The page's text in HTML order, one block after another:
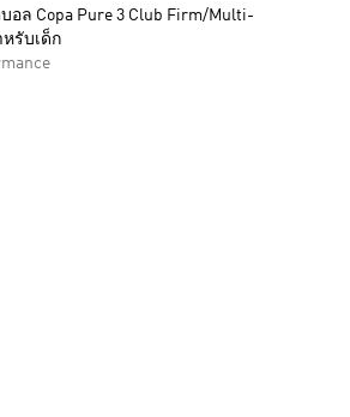
อล Copa Pure 3 Club Firm/Multi-
หรับเด็ก